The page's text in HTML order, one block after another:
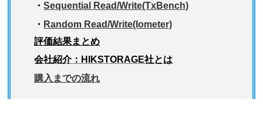
・Sequential Read/Write(TxBench)
・ Random Read/Write(Iometer)
評価結果まとめ
会社紹介：HIKSTORAGE社とは
購入までの流れ